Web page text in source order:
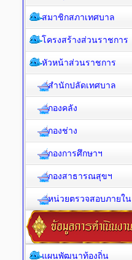
สมาชิกสภาเทศบาล
โครงสร้างส่วนราชการ
หัวหน้าส่วนราชการ
สำนักปลัดเทศบาล
กองคลัง
กองช่าง
กองการศึกษาฯ
กองสาธารณสุขฯ
หน่วยตรวจสอบภายใน
แผนพัฒนาท้องถิ่น